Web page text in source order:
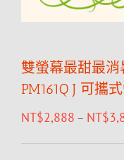
雙螢幕最甜最消
PM161Q J 可攜
NT$2,888 – NT$